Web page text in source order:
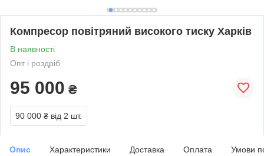
Компресор повітряний високого тиску Харків
В наявності
Опт і роздріб
95 000 ₴
90 000 ₴ від 2 шт.
Опис Характеристики Доставка Оплата Умови